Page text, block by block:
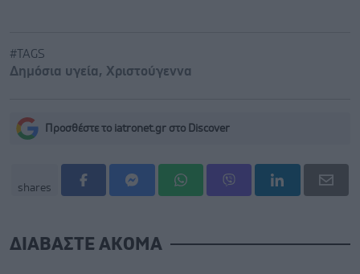
#TAGS
Δημόσια υγεία, Χριστούγεννα
Προσθέστε το iatronet.gr στο Discover
shares
ΔΙΑΒΑΣΤΕ ΑΚΟΜΑ